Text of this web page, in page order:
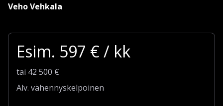
Veho Vehkala
Esim. 597 € / kk
tai 42 500 €
Alv. vähennyskelpoinen